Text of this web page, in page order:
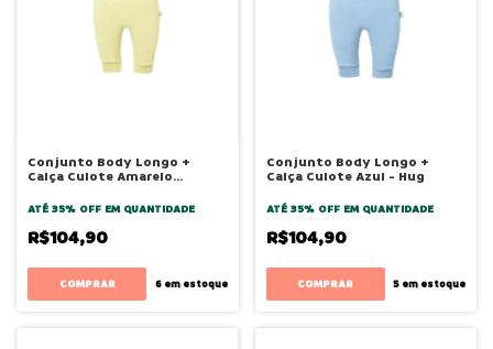
Conjunto Body Longo +
Calça Culote Amarelo
ATÉ 35% OFF EM QUANTIDADE
R$104,90
COMPRAR 6em estoque
Conjunto Body Longo +
Calça Culote Azul - Hug
ATÉ 35% OFF EM QUANTIDADE
R$104,90
COMPRAR 5 em estoque